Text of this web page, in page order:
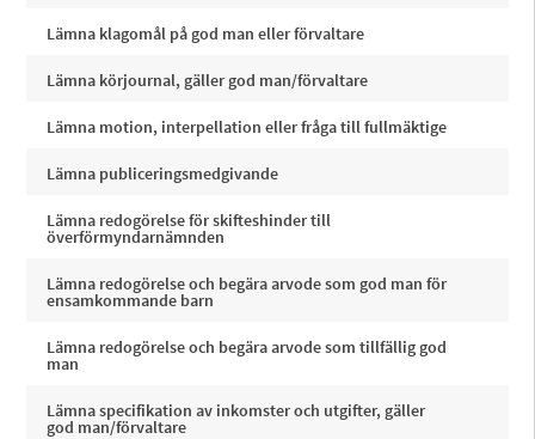
Lämna klagomål på god man eller förvaltare
Lämna körjournal, gäller god man/förvaltare
Lämna motion, interpellation eller fråga till fullmäktige
Lämna publiceringsmedgivande
Lämna redogörelse för skifteshinder till
överförmyndarnämnden
Lämna redogörelse och begära arvode som god man för
ensamkommande barn
Lämna redogörelse och begära arvode som tillfällig god
man
Lämna specifikation av inkomster och utgifter, gäller
god man/förvaltare